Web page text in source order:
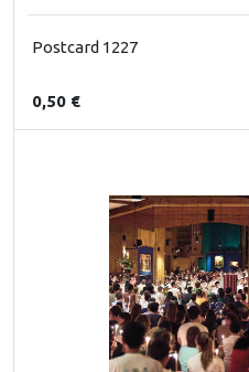
Postcard 1227
0,50 €